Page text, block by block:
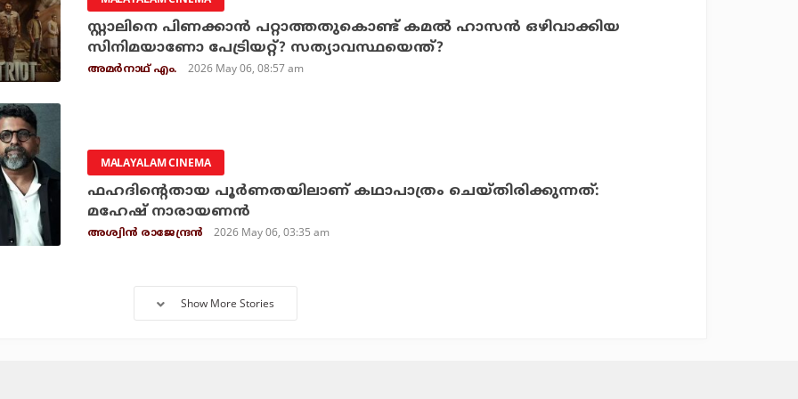
സ്റ്റാലിനെ പിണക്കാന്‍ പറ്റാത്തതുകൊണ്ട് കമല്‍ ഹാസന്‍ ഒഴിവാക്കിയ
സിനിമയാണോ പേട്രിയറ്റ്? സത്യാവസ്ഥയെന്ത്?
അമര്‍നാഥ് എം. 2026 May 06, 08:57 am
MALAYALAM CINEMA
ഫഹദിന്റെതായ പൂര്‍ണതയിലാണ് കഥാപാത്രം ചെയ്തിരിക്കുന്നത്:
മഹേഷ് നാരായണന്‍
അശ്വിന്‍ രാജേന്ദ്രന്‍ 2026 May 06, 03:35 am
Show More Stories